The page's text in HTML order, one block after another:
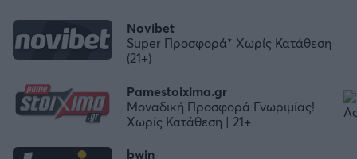
bwin
Novibet
Super Προσφορά* Χωρίς Κατάθεση
(21+)
Pamestoixima.gr
Μοναδική Προσφορά Γνωριμίας!
Χωρίς Κατάθεση | 21+